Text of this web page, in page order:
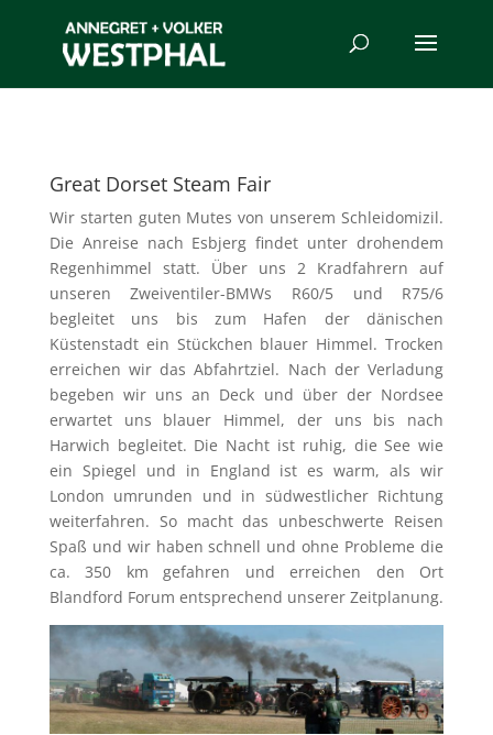
Great Dorset Steam Fair
Wir starten guten Mutes von unserem Schleidomizil.
Die Anreise nach Esbjerg findet unter drohendem
Regenhimmel statt. Über uns 2 Kradfahrern auf
unseren Zweiventiler-BMWs R60/5 und R75/6
begleitet uns bis zum Hafen der dänischen
Küstenstadt ein Stückchen blauer Himmel. Trocken
erreichen wir das Abfahrtziel. Nach der Verladung
begeben wir uns an Deck und über der Nordsee
erwartet uns blauer Himmel, der uns bis nach
Harwich begleitet. Die Nacht ist ruhig, die See wie
ein Spiegel und in England ist es warm, als wir
London umrunden und in südwestlicher Richtung
weiterfahren. So macht das unbeschwerte Reisen
Spaß und wir haben schnell und ohne Probleme die
ca. 350 km gefahren und erreichen den Ort
Blandford Forum entsprechend unserer Zeitplanung.